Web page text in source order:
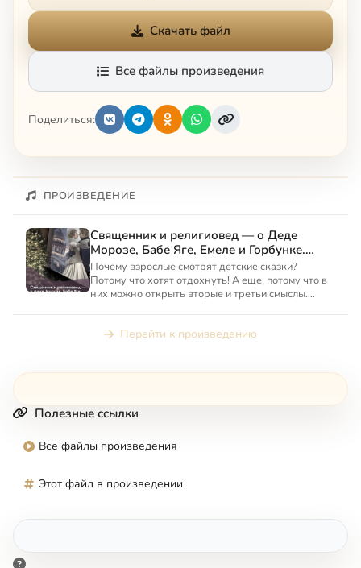
Скачать файл
Все файлы произведения
Поделиться:
ПРОИЗВЕДЕНИЕ
Священник и религиовед — о Деде
Морозе, Бабе Яге, Емеле и Горбунке.
Рождественский кинопутеводитель для
всей семьи
Почему взрослые смотрят детские сказки?
Потому что хотят отдохнуть! А еще, потому что в
них можно открыть вторые и третьи смыслы.
Перейти к произведению
Полезные ссылки
Все файлы произведения
Этот файл в произведении